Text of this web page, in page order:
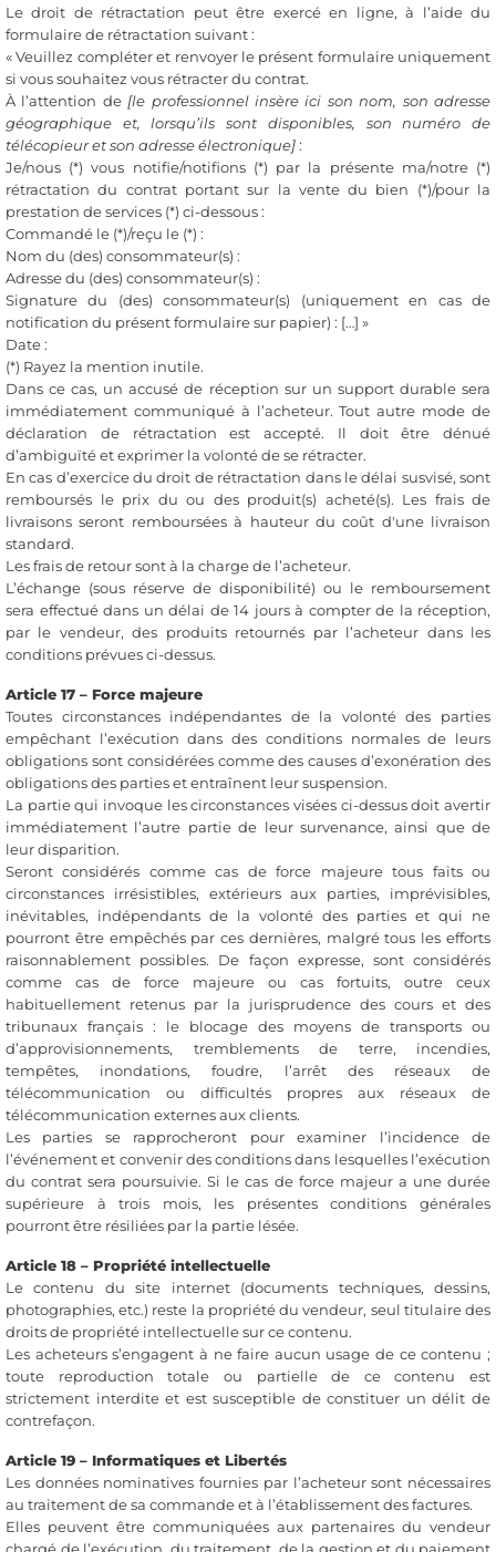
Le droit de rétractation peut être exercé en ligne, à l’aide du
formulaire de rétractation suivant :
« Veuillez compléter et renvoyer le présent formulaire uniquement
si vous souhaitez vous rétracter du contrat.
À l’attention de [le professionnel insère ici son nom, son adresse
géographique et, lorsqu’ils sont disponibles, son numéro de
télécopieur et son adresse électronique]:
Je/nous (*) vous notifie/notifions (*) par la présente ma/notre (*)
rétractation du contrat portant sur la vente du bien (*)/pour la
prestation de services (*) ci-dessous :
Commandé le (*)/reçu le (*) :
Nom du (des) consommateur(s) :
Adresse du (des) consommateur(s) :
Signature du (des) consommateur(s) (uniquement en cas de
notification du présent formulaire sur papier) : […] »
Date :
(*) Rayez la mention inutile.
Dans ce cas, un accusé de réception sur un support durable sera
immédiatement communiqué à l’acheteur. Tout autre mode de
déclaration de rétractation est accepté. Il doit être dénué
d’ambiguïté et exprimer la volonté de se rétracter.
En cas d’exercice du droit de rétractation dans le délai susvisé, sont
remboursés le prix du ou des produit(s) acheté(s). Les frais de
livraisons seront remboursées à hauteur du coût d'une livraison
standard.
Les frais de retour sont à la charge de l’acheteur.
L’échange (sous réserve de disponibilité) ou le remboursement
sera effectué dans un délai de 14 jours à compter de la réception,
par le vendeur, des produits retournés par l’acheteur dans les
conditions prévues ci-dessus.
Article 17 – Force majeure
Toutes circonstances indépendantes de la volonté des parties
empêchant l’exécution dans des conditions normales de leurs
obligations sont considérées comme des causes d’exonération des
obligations des parties et entraînent leur suspension.
La partie qui invoque les circonstances visées ci-dessus doit avertir
immédiatement l’autre partie de leur survenance, ainsi que de
leur disparition.
Seront considérés comme cas de force majeure tous faits ou
circonstances irrésistibles, extérieurs aux parties, imprévisibles,
inévitables, indépendants de la volonté des parties et qui ne
pourront être empêchés par ces dernières, malgré tous les efforts
raisonnablement possibles. De façon expresse, sont considérés
comme cas de force majeure ou cas fortuits, outre ceux
habituellement retenus par la jurisprudence des cours et des
tribunaux français : le blocage des moyens de transports ou
d’approvisionnements, tremblements de terre, incendies,
tempêtes, inondations, foudre, l’arrêt des réseaux de
télécommunication ou difficultés propres aux réseaux de
télécommunication externes aux clients.
Les parties se rapprocheront pour examiner l’incidence de
l’événement et convenir des conditions dans lesquelles l’exécution
du contrat sera poursuivie. Si le cas de force majeur a une durée
supérieure à trois mois, les présentes conditions générales
pourront être résiliées par la partie lésée.
Article 18 – Propriété intellectuelle
Le contenu du site internet (documents techniques, dessins,
photographies, etc.) reste la propriété du vendeur, seul titulaire des
droits de propriété intellectuelle sur ce contenu.
Les acheteurs s’engagent à ne faire aucun usage de ce contenu ;
toute reproduction totale ou partielle de ce contenu est
strictement interdite et est susceptible de constituer un délit de
contrefaçon.
Article 19 – Informatiques et Libertés
Les données nominatives fournies par l’acheteur sont nécessaires
au traitement de sa commande et à l’établissement des factures.
Elles peuvent être communiquées aux partenaires du vendeur
chargé de l’exécution, du traitement, de la gestion et du paiement